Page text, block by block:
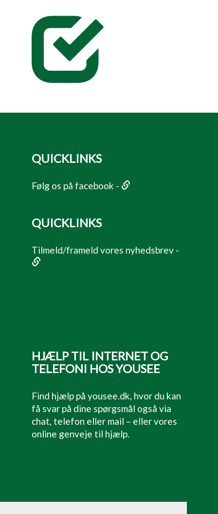
QUICKLINKS
Følg os på facebook -
QUICKLINKS
Tilmeld/frameld vores nyhedsbrev -
HJÆLP TIL INTERNET OG
TELEFONI HOS YOUSEE
Find hjælp på yousee.dk, hvor du kan
få svar på dine spørgsmål også via
chat, telefon eller mail – eller vores
online genveje til hjælp.